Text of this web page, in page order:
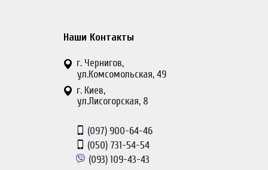
Наши Контакты
г. Чернигов,
ул.Комсомольская, 49
г. Киев,
ул.Лисогорская, 8
(097) 900-64-46
(050) 731-54-54
(093) 109-43-43